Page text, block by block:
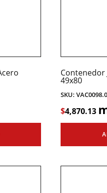
Contenedor
49x80
SKU:
$4,870.13